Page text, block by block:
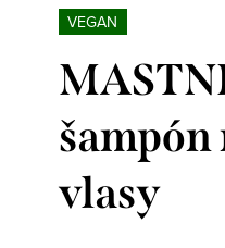
VEGAN
šampón
vlasy